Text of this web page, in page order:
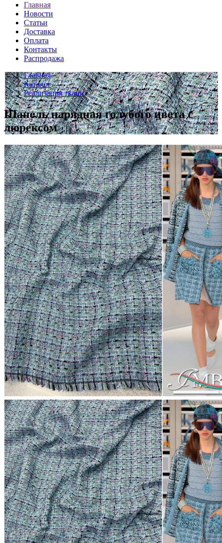
Главная
Новости
Статьи
Доставка
Оплата
Контакты
Распродажа
Главная
Каталог
Реализация ткани
Шанель нарядная голубого цвета с
люрексом